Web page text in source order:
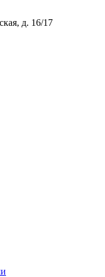
д. 16/17